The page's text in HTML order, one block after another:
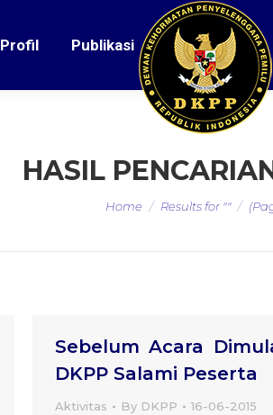
Profil Publikasi
HASIL
You are here:
Home Results for ""
Sebelum Acara
DKPP Salami Peserta
Aktivitas By DKPP 16-06-2015